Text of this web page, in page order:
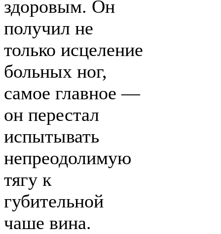
здоровым. Он
получил не
только исцеление
больных ног,
самое главное —
он перестал
испытывать
непреодолимую
тягу к
губительной
чаше вина.